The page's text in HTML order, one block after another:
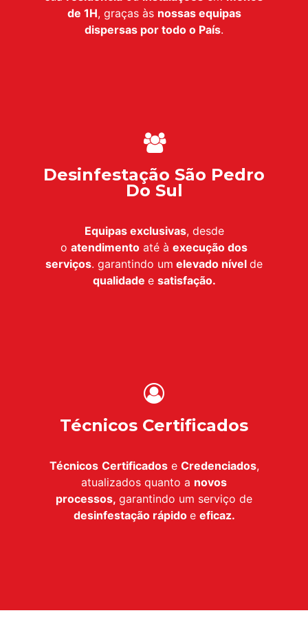
de 1H, graças às nossas equipas
dispersas por todo o País.
Desinfestação São Pedro
Do Sul
Equipas exclusivas, desde
o atendimento até à execução dos
serviços. garantindo um elevado nível de
qualidade e satisfação.
Técnicos Certificados
Técnicos Certificadose Credenciados,
atualizados quanto a novos
processos, garantindo um serviço de
desinfestaçãorápido e eficaz.